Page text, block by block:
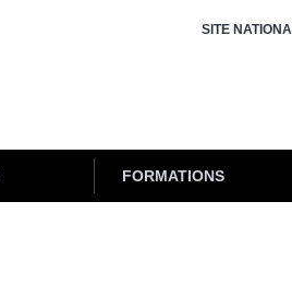
SITE
FORMATIONS